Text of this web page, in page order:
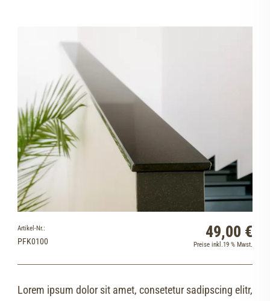
Artikel-Nr.:
PFK0100
49,00 €
Preise inkl.19 % Mwst.
Lorem ipsum dolor sit amet, consetetur sadipscing elitr,